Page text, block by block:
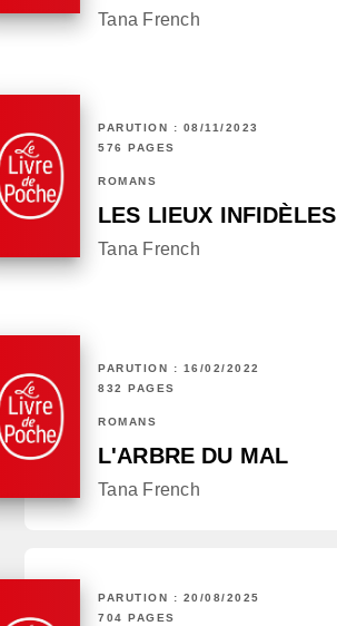
Tana French
PARUTION : 08/11/2023
576 PAGES
ROMANS
LES LIEUX INFIDÈLES
Tana French
PARUTION : 16/02/2022
832 PAGES
ROMANS
L'ARBRE DU MAL
Tana French
PARUTION : 20/08/2025
704 PAGES